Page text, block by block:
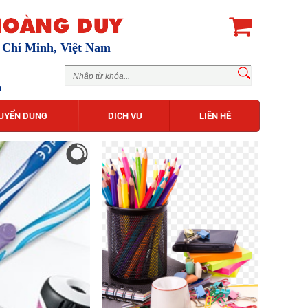
Minh, Việt Nam
DỤNG DỊCH VỤ LIÊN HỆ
Máy tính Casio fx-